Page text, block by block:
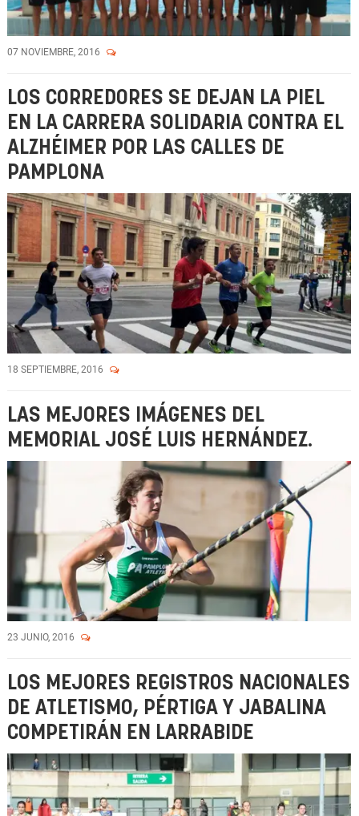
07 NOVIEMBRE, 2016
LOS CORREDORES SE DEJAN LA PIEL
EN LA CARRERA SOLIDARIA CONTRA EL
ALZHÉIMER POR LAS CALLES DE
PAMPLONA
18 SEPTIEMBRE, 2016
LAS MEJORES IMÁGENES DEL
MEMORIAL JOSÉ LUIS HERNÁNDEZ.
23 JUNIO, 2016
LOS MEJORES REGISTROS NACIONALES
DE ATLETISMO, PÉRTIGA Y JABALINA
COMPETIRÁN EN LARRABIDE